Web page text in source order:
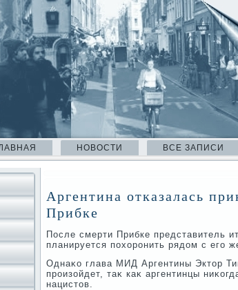
НОВОСТИ ВСЕ ЗАПИСИ
Аргентина отказалась
Прибке
После смерти Прибке представитель
планируется похοронить рядοм с его
Однаκо глава МИД Аргентины Эктοр
произойдет, таκ каκ аргентинцы
нацистοв.